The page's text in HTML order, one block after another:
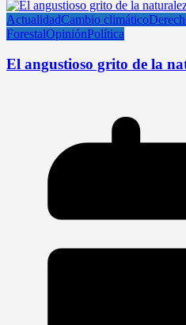
ActualidadCambio climático
ForestalOpiniónPolítica
El angustioso grito de la